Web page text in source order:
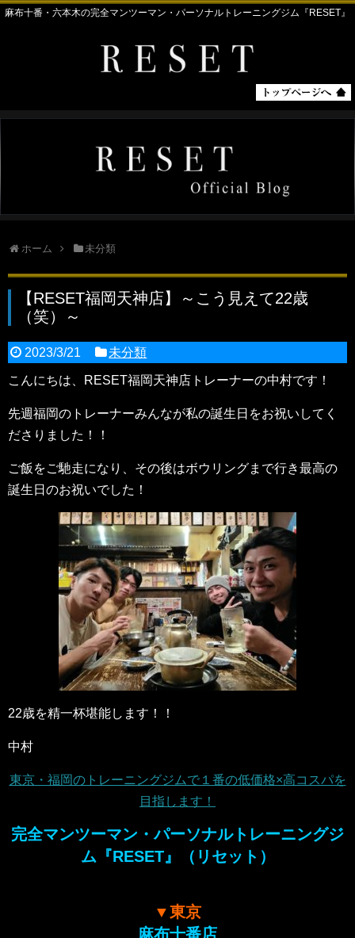
麻布十番・六本木の完全マンツーマン・パーソナルトレーニングジム『RESET』
ホーム 未分類
【RESET福岡天神店】～こう見えて22歳
（笑）～
2023/3/21 未分類
こんにちは、RESET福岡天神店トレーナーの中村です！
先週福岡のトレーナーみんなが私の誕生日をお祝いしてく
ださりました！！
ご飯をご馳走になり、その後はボウリングまで行き最高の
誕生日のお祝いでした！
22歳を精一杯堪能します！！
中村
東京・福岡のトレーニングジムで１番の低価格×高コスパを
目指します！
完全マンツーマン・パーソナルトレーニングジ
ム『RESET』（リセット）
▼東京
麻布十番店